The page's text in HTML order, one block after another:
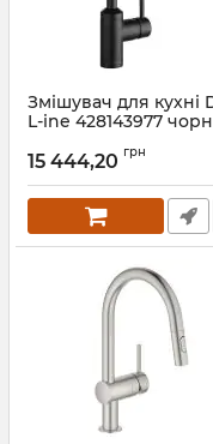
Змішувач для кухні
L-ine 428143977
Артикул:428143977
15 444,20 грн